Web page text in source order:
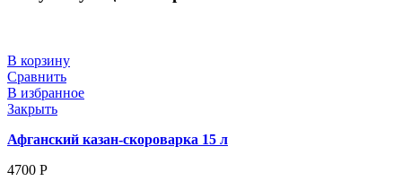
В корзину
Сравнить
В избранное
Закрыть
Афганский казан-скороварка 15 л
4700 Р